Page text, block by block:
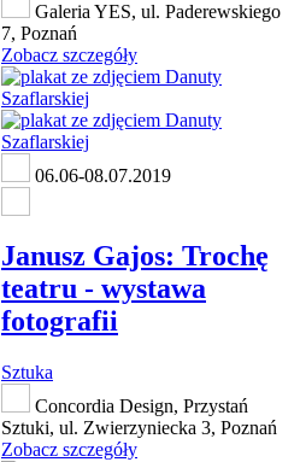
Galeria YES, ul. Paderewskiego
7, Poznań
Zobacz szczegóły
06.06-08.07.2019
Janusz Gajos: Trochę
teatru - wystawa
fotografii
Sztuka
Concordia Design, Przystań
Sztuki, ul. Zwierzyniecka 3, Poznań
Zobacz szczegóły